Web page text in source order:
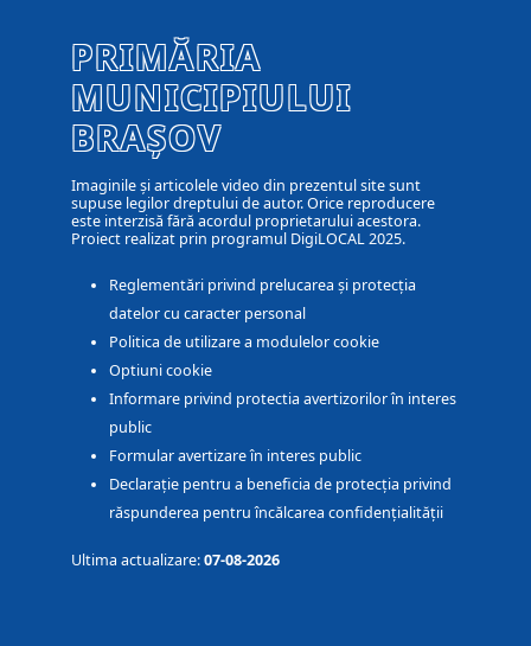
PRIMĂRIA
MUNICIPIULUI
BRAȘOV
Imaginile și articolele video din prezentul site sunt
supuse legilor dreptului de autor. Orice reproducere
este interzisă fără acordul proprietarului acestora.
Proiect realizat prin programul DigiLOCAL 2025.
Reglementări privind prelucarea și protecția
datelor cu caracter personal
Politica de utilizare a modulelor cookie
Optiuni cookie
Informare privind protectia avertizorilor în interes
public
Formular avertizare în interes public
Declarație pentru a beneficia de protecția privind
răspunderea pentru încălcarea confidențialității
Ultima actualizare:07-08-2026